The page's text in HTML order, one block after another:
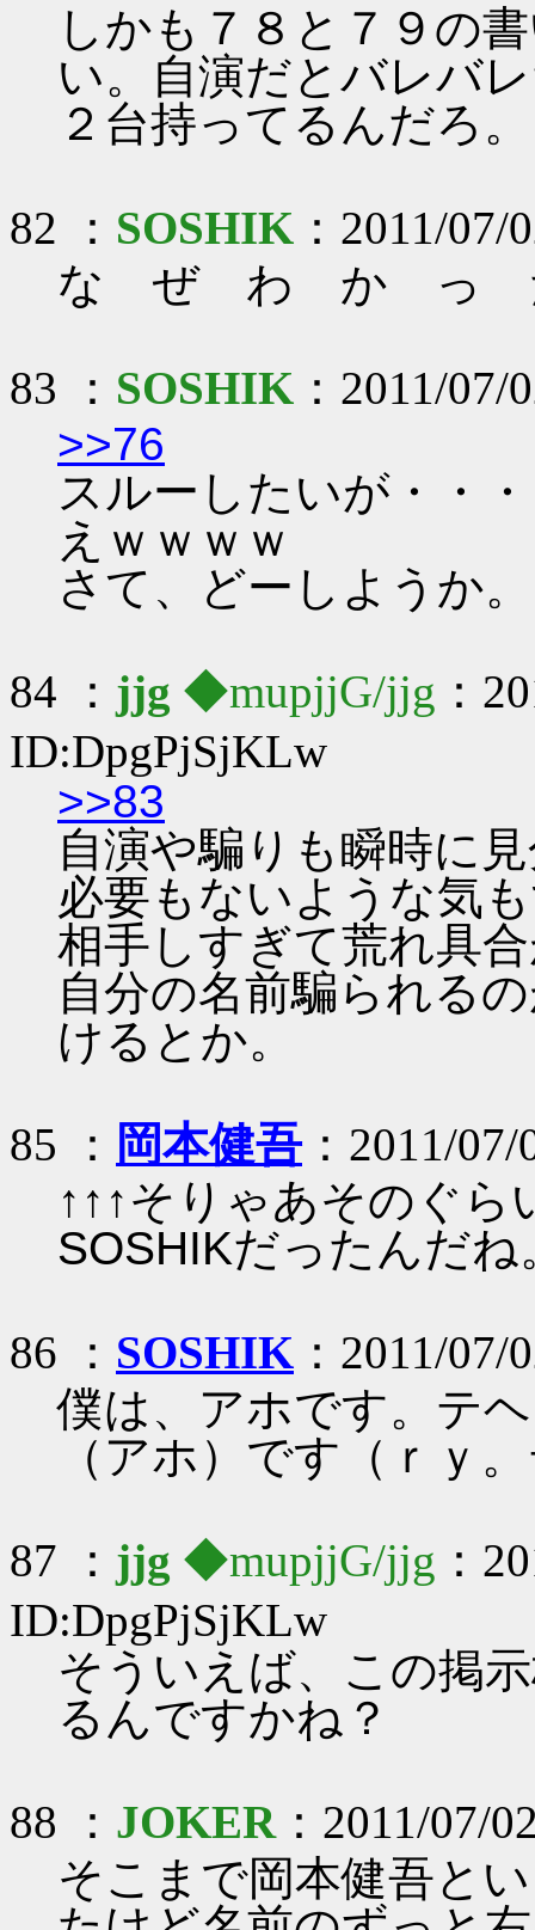
しかも７８と７９の
い。自演だとバレバ
２台持ってるんだろ。
82 ： SOSHIK ：2011/
な ぜ わ か っ
83 ： SOSHIK ：2011/
>>76
スルーしたいが・・
えｗｗｗｗ
さて、どーしようか。
84 ： jjg ◆mupjjG/jjg ：
ID:DpgPjSjKLw
>>83
自演や騙りも瞬時に
必要もないような気
相手しすぎて荒れ具
自分の名前騙られる
けるとか。
85 ： 岡本健吾：2011/07/
↑↑↑そりゃあそのぐ
SOSHIKだったんだね
86 ： SOSHIK ：2011/
僕は、アホです。テ
（アホ）です（ｒｙ
87 ： jjg ◆mupjjG/jjg ：
ID:DpgPjSjKLw
そういえば、この掲
るんですかね？
88 ： JOKER：2011/07/
そこまで岡本健吾と